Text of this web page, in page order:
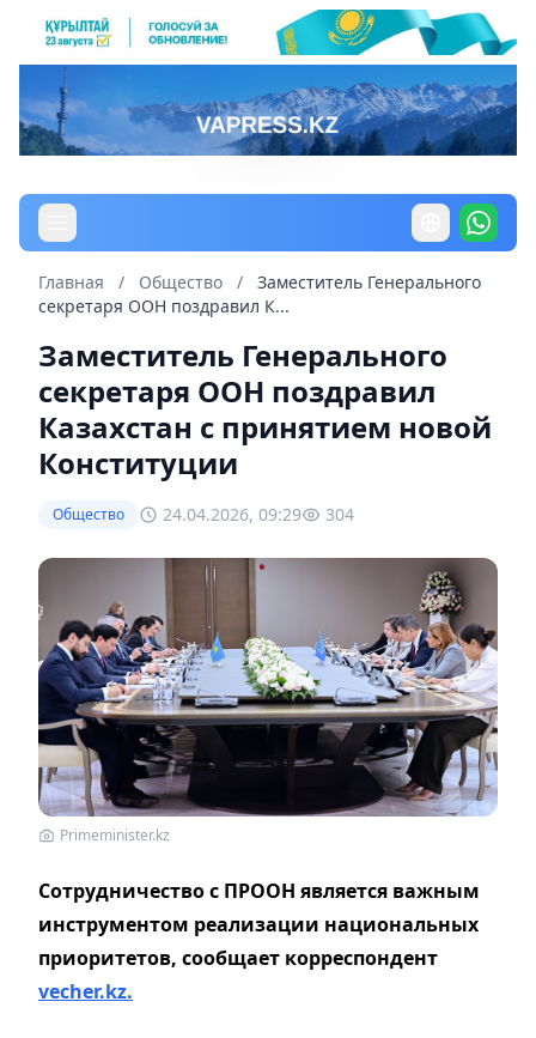
Главная / Общество /
Заместитель Генерального
секретаря ООН поздравил К...
Заместитель Генерального
секретаря ООН поздравил
Казахстан с принятием новой
Конституции
Общество 24.04.2026, 09:29 304
Primeminister.kz
Сотрудничество с ПРООН является важным
инструментом реализации национальных
приоритетов, сообщает корреспондент
vecher.kz.